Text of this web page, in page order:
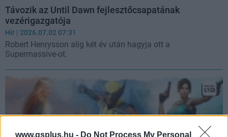
www.gsplus.hu - Do Not Process My Personal
Távozik az Until Dawn fejlesztőcsapatának
vezérigazgatója
Hír | 2026.07.02 07:31
Robert Henrysson alig két év után hagyja ott a
Supermassive-ot.